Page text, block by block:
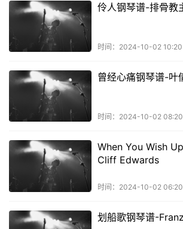
伶人钢琴谱-排骨教
时间：2024-10-02 10:20
曾经心痛钢琴谱-叶
时间：2024-10-02 08:20
When You Wish
Cliff Edwards
时间：2024-10-02 06:20
划船歌钢琴谱-